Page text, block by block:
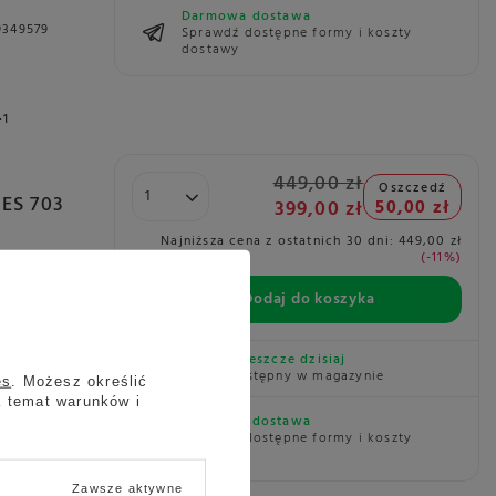
Darmowa dostawa
Sprawdź dostępne formy i koszty
dostawy
703
449,00 zł
399,00 zł
Oszczedź
50,00 zł
Najniższa cena z ostatnich 30 dni:449,00 zł
-11%
Dodaj do koszyka
jeszcze dzisiaj
Towar dostępny w magazynie
Darmowa dostawa
Sprawdź dostępne formy i koszty
dostawy
. Możesz określić
warunków i
Zawsze aktywne